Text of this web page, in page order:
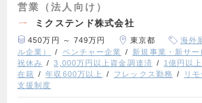
営業（法人向け）
ミクステンド株式会社
450万円 ～ 749万円 東京都
海外
ル企業）
ベンチャー企業 新規事業・新サー
祝休み
3,000万円以上資金調達済 1億円以
在籍
年収600万以上 フレックス勤務 リ
支援制度